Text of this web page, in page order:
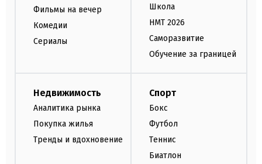
Фильмы на вечер
Комедии
Сериалы
Школа
НМТ 2026
Саморазвитие
Обучение за границей
Недвижимость
Аналитика рынка
Покупка жилья
Тренды и вдохновение
Спорт
Бокс
Футбол
Теннис
Биатлон